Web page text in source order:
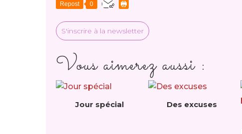
Repost 0
S'inscrire à la newsletter
Vous aimerez aussi :
Jour spécial
Des excuses